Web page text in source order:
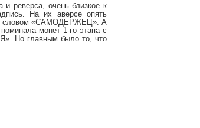
реверса, очень близкое к
На их аверсе опять
словом «САМОДЕРЖЕЦ». А
монет 1-го этапа с
Но главным было то, что